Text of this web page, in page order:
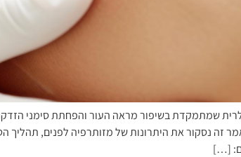
שמתמקדת בשיפור מראה העור והפחתת סימני
זה נסקור את היתרונות של מזותרפיה לפנים, תהליך
[…]